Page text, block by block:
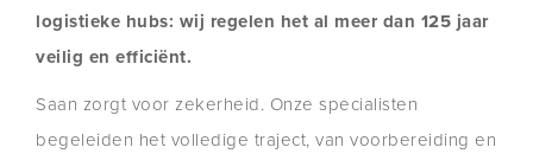
logistieke hubs: wij regelen het al meer dan 125 jaar
veilig en efficiënt.
Saan zorgt voor zekerheid. Onze specialisten
begeleiden het volledige traject, van voorbereiding en